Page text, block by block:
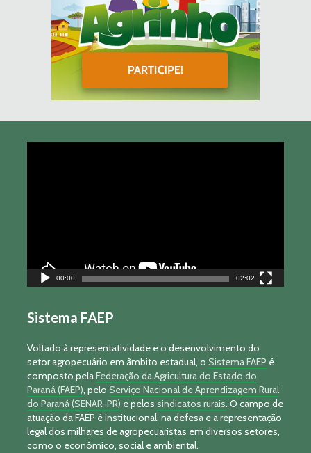
00:00 02:02
Sistema FAEP
Voltado à representatividade e o desenvolvimento do
setor agropecuário em âmbito estadual, o Sistema FAEP é
composto pelaFederação da Agricultura do Estado do
Paraná (FAEP), pelo Serviço Nacional de Aprendizagem Rural
do Paraná (SENAR-PR) e pelos sindicatos rurais. O campo de
atuação da FAEP é institucional, na defesa e a representação
legal dos milhares de agropecuaristas em diversos setores,
como o econômico, social e ambiental.